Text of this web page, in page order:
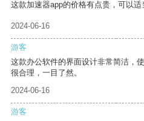
这款加速器app的价格有点贵，可以适
2024-06-16
游客
这款办公软件的界面设计非常简洁，
很合理，一目了然。
2024-06-16
游客